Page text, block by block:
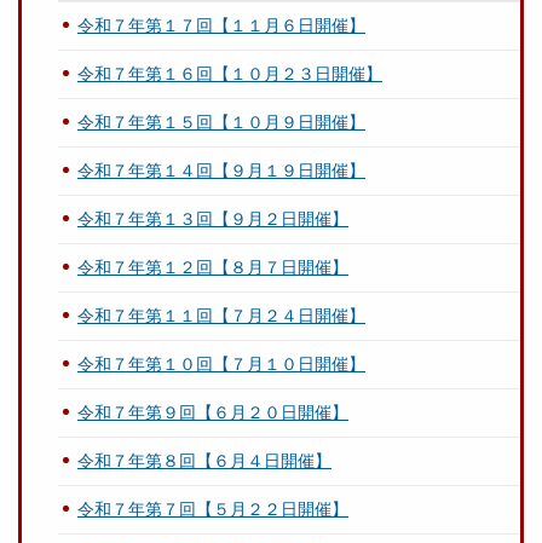
令和７年第１７回【１１月６日開催】
令和７年第１６回【１０月２３日開催】
令和７年第１５回【１０月９日開催】
令和７年第１４回【９月１９日開催】
令和７年第１３回【９月２日開催】
令和７年第１２回【８月７日開催】
令和７年第１１回【７月２４日開催】
令和７年第１０回【７月１０日開催】
令和７年第９回【６月２０日開催】
令和７年第８回【６月４日開催】
令和７年第７回【５月２２日開催】